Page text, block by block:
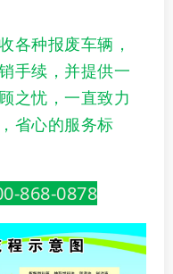
各种报废车辆，
手续，并提供一
之忧，一直致力
省心的服务标
868-0878